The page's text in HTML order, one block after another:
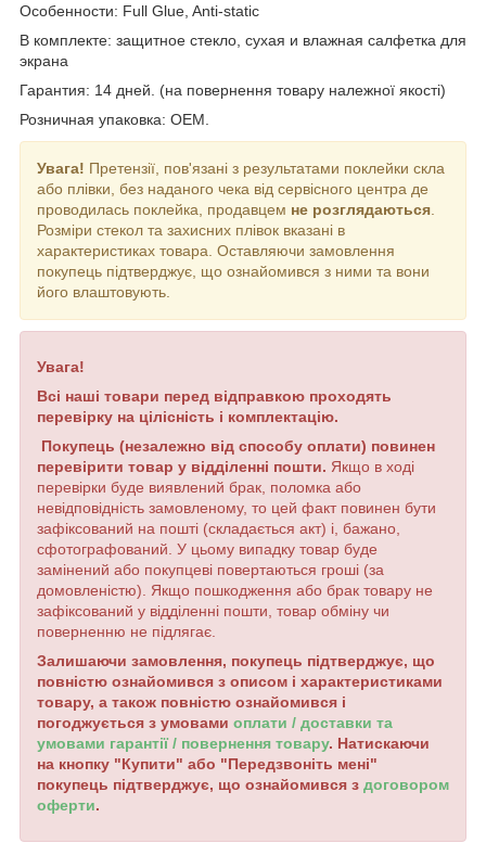
Особенности: Full Glue, Anti-static
В комплекте: защитное стекло, сухая и влажная салфетка для
экрана
Гарантия: 14 дней. (на повернення товару належної якості)
Розничная упаковка: OEM.
Увага! Претензії, пов'язані з результатами поклейки скла
або плівки, без наданого чека від сервісного центра де
проводилась поклейка, продавцем не розглядаються.
Розміри стекол та захисних плівок вказані в
характеристиках товара. Оставляючи замовлення
покупець підтверджує, що ознайомився з ними та вони
його влаштовують.
Увага!
Всі наші товари перед відправкою проходять
перевірку на цілісність і комплектацію.
Покупець (незалежно від способу оплати) повинен
перевірити товар у відділенні пошти. Якщо в ході
перевірки буде виявлений брак, поломка або
невідповідність замовленому, то цей факт повинен бути
зафіксований на пошті (складається акт) і, бажано,
сфотографований. У цьому випадку товар буде
замінений або покупцеві повертаються гроші (за
домовленістю). Якщо пошкодження або брак товару не
зафіксований у відділенні пошти, товар обміну чи
поверненню не підлягає.
Залишаючи замовлення, покупець підтверджує, що
повністю ознайомився з описом і характеристиками
товару, а також повністю ознайомився і
погоджується з умовами оплати / доставки та
умовами гарантії / повернення товару. Натискаючи
на кнопку "Купити" або "Передзвоніть мені"
покупець підтверджує, що ознайомився з договором
оферти.